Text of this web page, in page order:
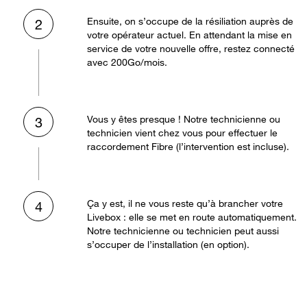
2
Ensuite, on s’occupe de la résiliation auprès de
votre opérateur actuel. En attendant la mise en
service de votre nouvelle offre, restez connecté
avec 200Go/mois.
3
Vous y êtes presque ! Notre technicienne ou
technicien vient chez vous pour effectuer le
raccordement Fibre (l’intervention est incluse).
4
Ça y est, il ne vous reste qu’à brancher votre
Livebox : elle se met en route automatiquement.
Notre technicienne ou technicien peut aussi
s’occuper de l’installation (en option).